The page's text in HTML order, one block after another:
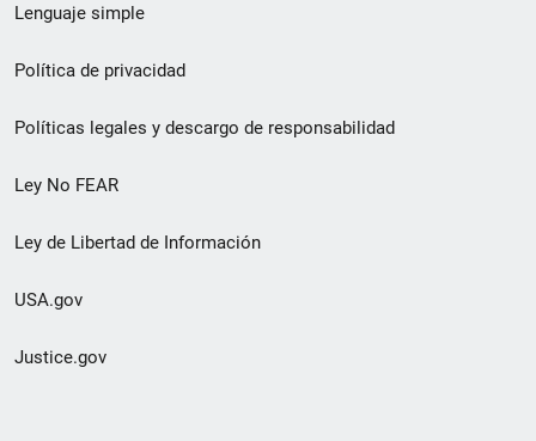
de
pie
de
página
Lenguaje simple
Política de privacidad
Políticas legales y descargo de responsabilidad
Ley No FEAR
Ley de Libertad de Información
USA.gov
Justice.gov